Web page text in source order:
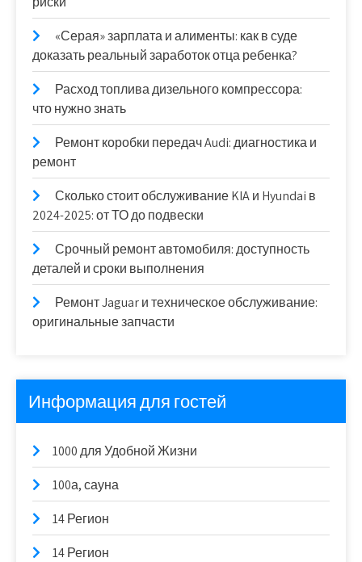
«Серая» зарплата и алименты: как в суде
доказать реальный заработок отца ребенка?
Расход топлива дизельного компрессора:
что нужно знать
Ремонт коробки передач Audi: диагностика и
ремонт
Сколько стоит обслуживание KIA и Hyundai в
2024-2025: от ТО до подвески
Срочный ремонт автомобиля: доступность
деталей и сроки выполнения
Ремонт Jaguar и техническое обслуживание:
оригинальные запчасти
Информация для гостей
1000 для Удобной Жизни
100а, сауна
14 Регион
14 Регион